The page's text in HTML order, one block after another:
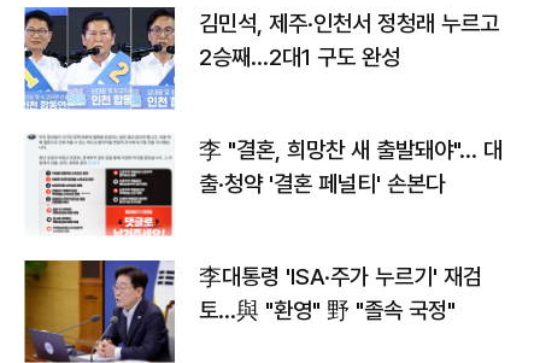
김민석, 제주·인천서 정청래 누르고
2승째…2대1 구도 완성
李 "결혼, 희망찬 새 출발돼야"… 대
출·청약 '결혼 페널티' 손본다
李대통령 'ISA·주가 누르기' 재검
토…與 "환영" 野 "졸속 국정"